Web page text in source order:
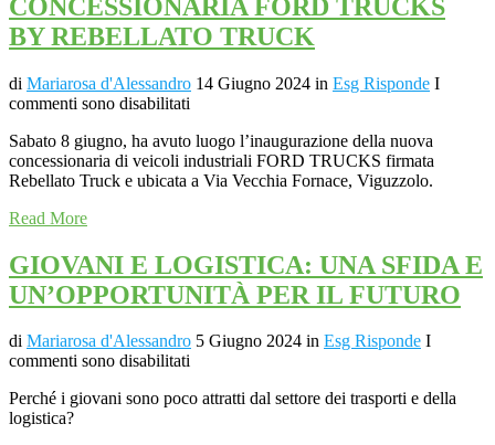
CONCESSIONARIA FORD TRUCKS
BY REBELLATO TRUCK
di Mariarosa d'Alessandro 14 Giugno 2024 in Esg Risponde I
commenti sono disabilitati
Sabato 8 giugno, ha avuto luogo l’inaugurazione della nuova
concessionaria di veicoli industriali FORD TRUCKS firmata
Rebellato Truck e ubicata a Via Vecchia Fornace, Viguzzolo.
Read More
GIOVANI E LOGISTICA: UNA SFIDA E
UN’OPPORTUNITÀ PER IL FUTURO
di Mariarosa d'Alessandro 5 Giugno 2024 in Esg Risponde I
commenti sono disabilitati
Perché i giovani sono poco attratti dal settore dei trasporti e della
logistica?